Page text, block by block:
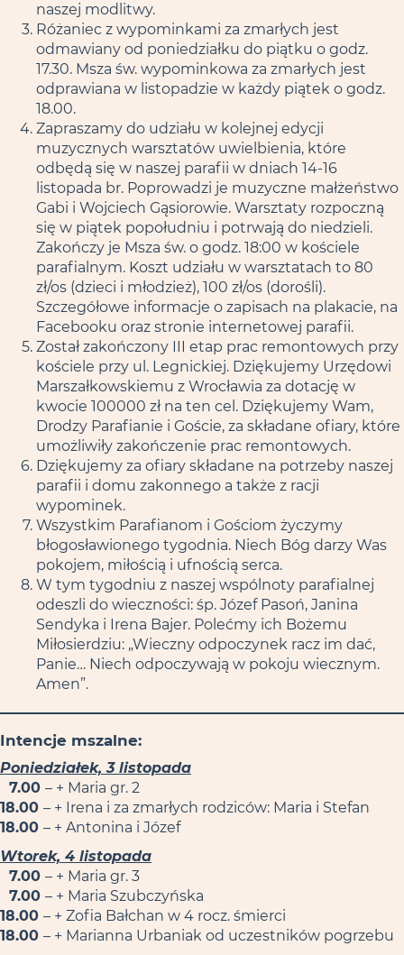
naszej modlitwy.
Różaniec z wypominkami za zmarłych jest
odmawiany od poniedziałku do piątku o godz.
17.30. Msza św. wypominkowa za zmarłych jest
odprawiana w listopadzie w każdy piątek o godz.
18.00.
Zapraszamy do udziału w kolejnej edycji
muzycznych warsztatów uwielbienia, które
odbędą się w naszej parafii w dniach 14-16
listopada br. Poprowadzi je muzyczne małżeństwo
Gabi i Wojciech Gąsiorowie. Warsztaty rozpoczną
się w piątek popołudniu i potrwają do niedzieli.
Zakończy je Msza św. o godz. 18:00 w kościele
parafialnym. Koszt udziału w warsztatach to 80
zł/os (dzieci i młodzież), 100 zł/os (dorośli).
Szczegółowe informacje o zapisach na plakacie, na
Facebooku oraz stronie internetowej parafii.
Został zakończony III etap prac remontowych przy
kościele przy ul. Legnickiej. Dziękujemy Urzędowi
Marszałkowskiemu z Wrocławia za dotację w
kwocie 100000 zł na ten cel. Dziękujemy Wam,
Drodzy Parafianie i Goście, za składane ofiary, które
umożliwiły zakończenie prac remontowych.
Dziękujemy za ofiary składane na potrzeby naszej
parafii i domu zakonnego a także z racji
wypominek.
Wszystkim Parafianom i Gościom życzymy
błogosławionego tygodnia. Niech Bóg darzy Was
pokojem, miłością i ufnością serca.
W tym tygodniu z naszej wspólnoty parafialnej
odeszli do wieczności: śp. Józef Pasoń, Janina
Sendyka i Irena Bajer. Polećmy ich Bożemu
Miłosierdziu: „Wieczny odpoczynek racz im dać,
Panie… Niech odpoczywają w pokoju wiecznym.
Amen”.
Intencje mszalne:
Poniedziałek, 3 listopada
7.00 – + Maria gr. 2
18.00 – + Irena i za zmarłych rodziców: Maria i Stefan
18.00 – + Antonina i Józef
Wtorek, 4 listopada
7.00 – + Maria gr. 3
7.00 – + Maria Szubczyńska
18.00 – + Zofia Bałchan w 4 rocz. śmierci
18.00 – + Marianna Urbaniak od uczestników pogrzebu